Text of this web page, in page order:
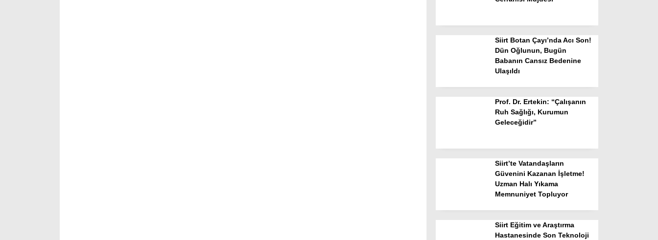
Siirt Botan Çayı’nda Acı Son!
Dün Oğlunun, Bugün
Babanın Cansız Bedenine
Ulaşıldı
Prof. Dr. Ertekin: “Çalışanın
Ruh Sağlığı, Kurumun
Geleceğidir”
Siirt’te Vatandaşların
Güvenini Kazanan İşletme!
Uzman Halı Yıkama
Memnuniyet Topluyor
Siirt Eğitim ve Araştırma
Hastanesinde Son Teknoloji